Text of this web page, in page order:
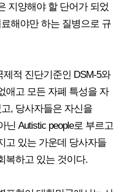
지양해야 할 단어가 되었
해야만 하는 질병으로 규
적 진단기준인 DSM-5와
애고 모든 자폐 특성을 자
, 당사자들은 자신을
닌 Autistic people로 부르고
고 있는 가운데 당사자들
복하고 있는 것이다.